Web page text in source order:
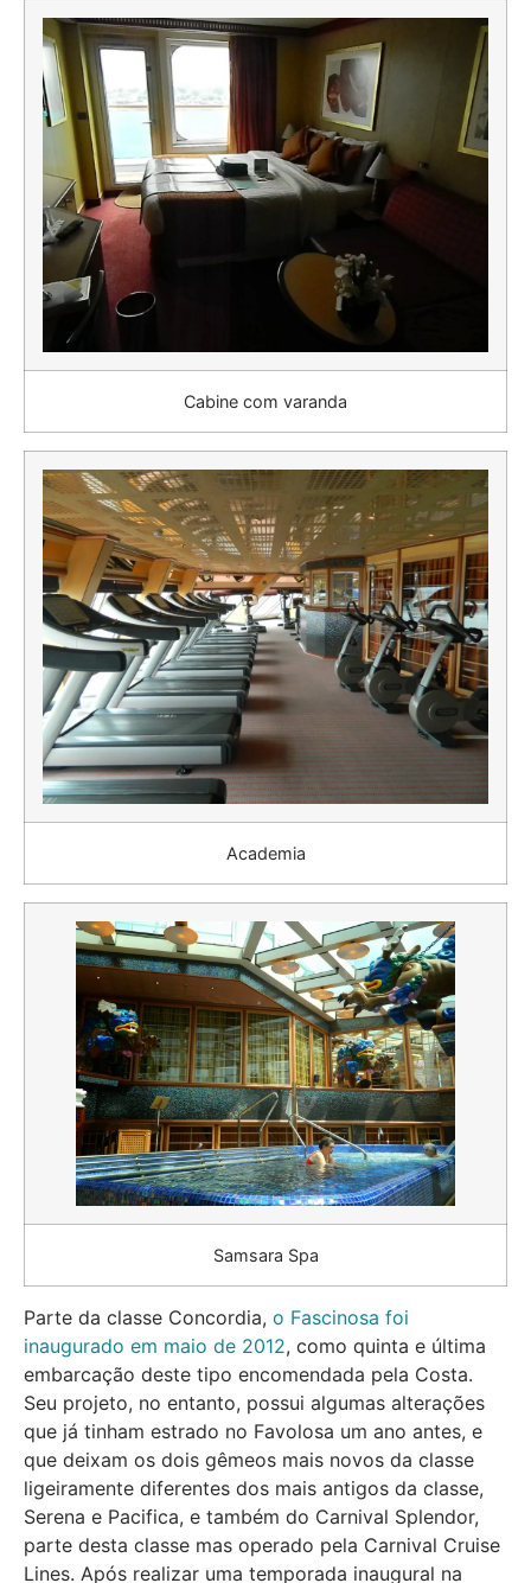
Cabine com varanda
Academia
Samsara Spa
Parte da classe Concordia, o Fascinosa foi
inaugurado em maio de 2012, como quinta e última
embarcação deste tipo encomendada pela Costa.
Seu projeto, no entanto, possui algumas alterações
que já tinham estrado no Favolosa um ano antes, e
que deixam os dois gêmeos mais novos da classe
ligeiramente diferentes dos mais antigos da classe,
Serena e Pacifica, e também do Carnival Splendor,
parte desta classe mas operado pela Carnival Cruise
Lines. Após realizar uma temporada inaugural na